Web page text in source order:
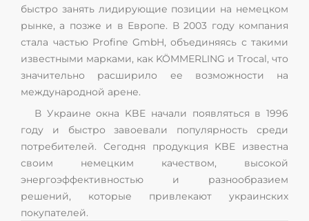
быстро занять лидирующие позиции на немецком
рынке, а позже и в Европе. В 2003 году компания
стала частью Profine GmbH, объединяясь с такими
известными марками, как KÖMMERLING и Trocal, что
значительно расширило ее возможности на
международной арене.
В Украине окна KBE начали появляться в 1996
году и быстро завоевали популярность среди
потребителей. Сегодня продукция KBE известна
своим немецким качеством, высокой
энергоэффективностью и разнообразием
решений, которые привлекают украинских
покупателей.